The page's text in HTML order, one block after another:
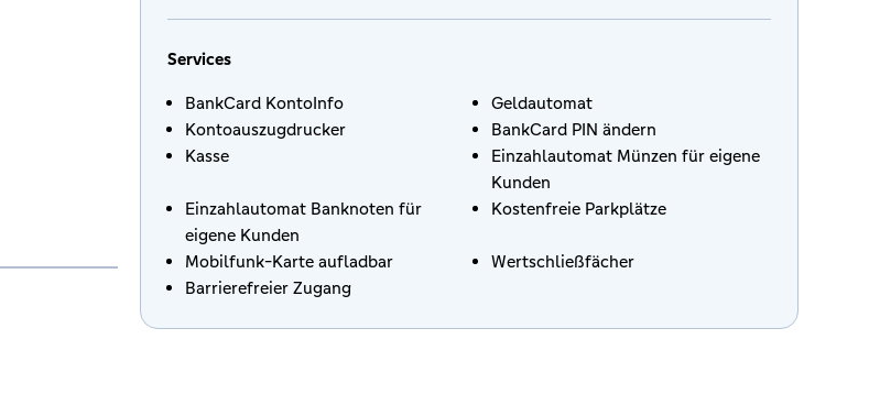
Services
BankCard KontoInfo
Geldautomat
Kontoauszugdrucker
BankCard PIN ändern
Kasse
Einzahlautomat Münzen für eigene
Kunden
Einzahlautomat Banknoten für
eigene Kunden
Kostenfreie Parkplätze
Mobilfunk-Karte aufladbar
Wertschließfächer
Barrierefreier Zugang